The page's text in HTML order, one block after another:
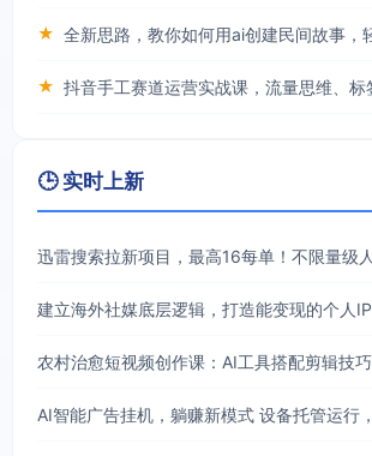
★
★
🕒 实时上新
建立海外社媒底层逻辑，打造能变现的个人IP